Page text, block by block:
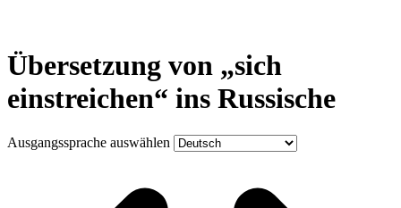
Übersetzung von „sich
einstreichen“ ins Russische
Ausgangssprache auswählen